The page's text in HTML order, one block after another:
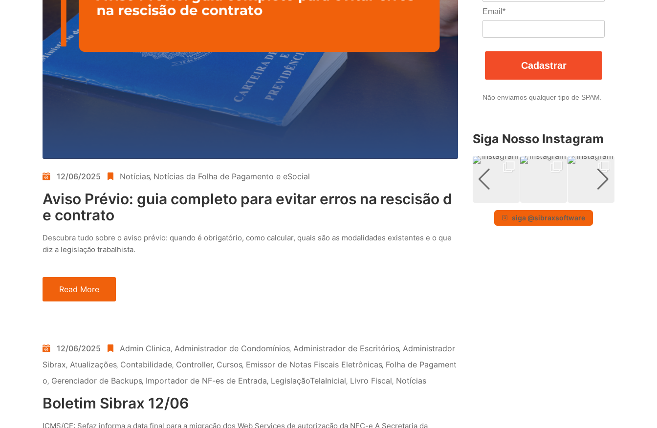
12/06/2025 Notícias‚ Notícias da Folha de Pagamento e eSocial
Aviso Prévio: guia completo para evitar erros na rescisão d
e contrato
Descubra tudo sobre o aviso prévio: quando é obrigatório, como calcular, quais são as modalidades existentes e o que
diz a legislação trabalhista.
Read More
12/06/2025 Admin Clinica‚ Administrador de Condomínios‚ Administrador de Escritórios‚ Administrador
Sibrax‚ Atualizações‚ Contabilidade‚ Controller‚ Cursos‚ Emissor de Notas Fiscais Eletrônicas‚ Folha de Pagament
o‚ Gerenciador de Backups‚ Importador de NF-es de Entrada‚ LegislaçãoTelaInicial‚ Livro Fiscal‚ Notícias
Boletim Sibrax 12/06
ICMS/CE: Sefaz informa a data final para a migração dos Web Services de autorização da NFC-e A Secretaria da
Email*
Cadastrar
Não enviamos qualquer tipo de SPAM.
Siga Nosso Instagram
siga @sibraxsoftware